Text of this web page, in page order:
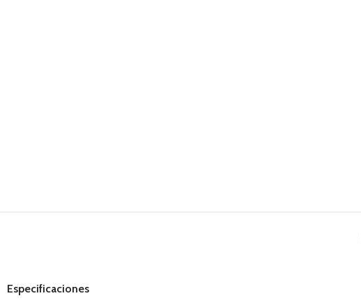
Especificaciones